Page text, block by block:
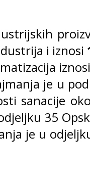
i iznosi
iznosi
je u
sanacije
35
je u